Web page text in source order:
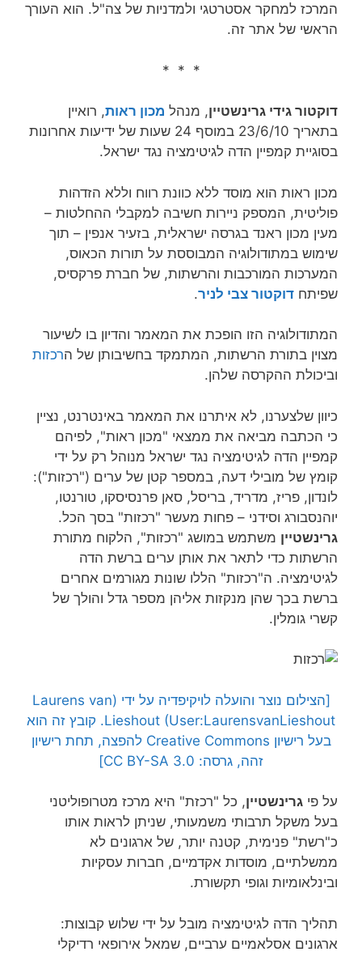
המרכז למחקר אסטרטגי ולמדניות של צה"ל. הוא העורך
הראשי של אתר זה.
* * *
דוקטור גידי גרינשטיין, מנהל מכון ראות, רואיין
בתאריך 23/6/10 במוסף 24 שעות של ידיעות אחרונות
בסוגיית קמפיין הדה לגיטימציה נגד ישראל.
מכון ראות הוא מוסד ללא כוונת רווח וללא הזדהות
פוליטית, המספק ניירות חשיבה למקבלי ההחלטות –
מעין מכון ראנד בגרסה ישראלית, בזעיר אנפין – תוך
שימוש במתודולוגיה המבוססת על תורות הכאוס,
המערכות המורכבות והרשתות, של חברת פרקסיס,
שפיתח דוקטור צבי לניר.
המתודולוגיה הזו הופכת את המאמר והדיון בו לשיעור
מצוין בתורת הרשתות, המתמקד בחשיבותן של הרכזות
וביכולת ההקרסה שלהן.
כיוון שלצערנו, לא איתרנו את המאמר באינטרנט, נציין
כי הכתבה מביאה את ממצאי "מכון ראות", לפיהם
קמפיין הדה לגיטימציה נגד ישראל מנוהל רק על ידי
קומץ של מובילי דעה, במספר קטן של ערים ("רכזות"):
לונדון, פריז, מדריד, בריסל, סאן פרנסיסקו, טורנטו,
יוהנסבורג וסידני – פחות מעשר "רכזות" בסך הכל.
גרינשטיין משתמש במושג "רכזות", הלקוח מתורת
הרשתות כדי לתאר את אותן ערים ברשת הדה
לגיטימציה. ה"רכזות" הללו שונות מגורמים אחרים
ברשת בכך שהן מנקזות אליהן מספר גדל והולך של
קשרי גומלין.
[הצילום נוצר והועלה לויקיפדיה על ידי (Laurens van
Lieshout (User:LaurensvanLieshout. קובץ זה הוא
בעל רישיון Creative Commons להפצה, תחת רישיון
זהה, גרסה: CC BY-SA 3.0]
על פי גרינשטיין, כל "רכזת" היא מרכז מטרופוליטני
בעל משקל תרבותי משמעותי, שניתן לראות אותו
כ"רשת" פנימית, קטנה יותר, של ארגונים לא
ממשלתיים, מוסדות אקדמיים, חברות עסקיות
ובינלאומיות וגופי תקשורת.
תהליך הדה לגיטימציה מובל על ידי שלוש קבוצות:
ארגונים אסלאמיים ערביים, שמאל אירופאי רדיקלי